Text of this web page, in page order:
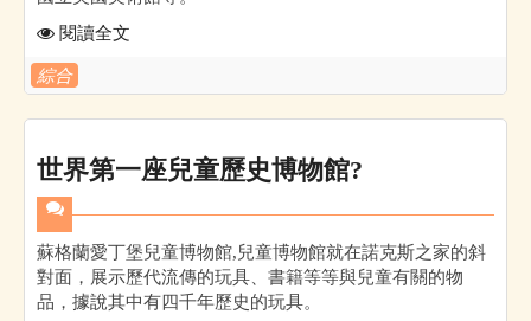
閱讀全文
綜合
世界第一座兒童歷史博物館?
蘇格蘭愛丁堡兒童博物館,兒童博物館就在諾克斯之家的斜
對面，展示歷代流傳的玩具、書籍等等與兒童有關的物
品，據說其中有四千年歷史的玩具。